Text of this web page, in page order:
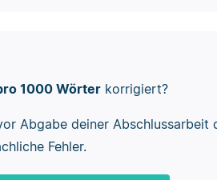
1000 Wörterkorrigiert?
Abgabe deiner Abschlussarbeit
Fehler.